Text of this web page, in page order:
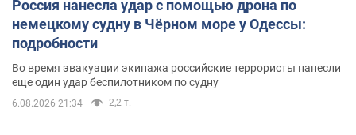
Россия нанесла удар с помощью дрона по
немецкому судну в Чёрном море у Одессы:
подробности
Во время эвакуации экипажа российские террористы нанесли
еще один удар беспилотником по судну
6.08.2026 21:34 2,2 т.